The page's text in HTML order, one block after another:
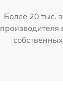
Более 20 тыс.
производителя